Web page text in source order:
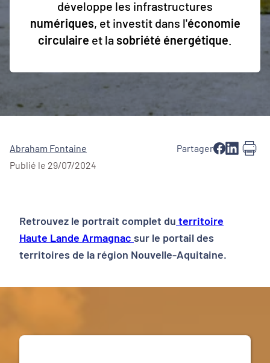
développe les infrastructures
numériques, et investit dans l'économie
circulaire et la sobriété énergétique.
Abraham Fontaine
Publié le 29/07/2024
Partager
Retrouvez le portrait complet du territoire
Haute Lande Armagnac sur le portail des
territoires de la région Nouvelle-Aquitaine.